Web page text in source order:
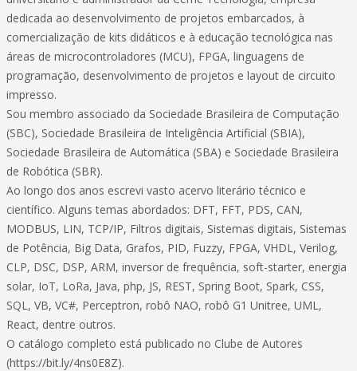
dedicada ao desenvolvimento de projetos embarcados, à
comercialização de kits didáticos e à educação tecnológica nas
áreas de microcontroladores (MCU), FPGA, linguagens de
programação, desenvolvimento de projetos e layout de circuito
impresso.
Sou membro associado da Sociedade Brasileira de Computação
(SBC), Sociedade Brasileira de Inteligência Artificial (SBIA),
Sociedade Brasileira de Automática (SBA) e Sociedade Brasileira
de Robótica (SBR).
Ao longo dos anos escrevi vasto acervo literário técnico e
científico. Alguns temas abordados: DFT, FFT, PDS, CAN,
MODBUS, LIN, TCP/IP, Filtros digitais, Sistemas digitais, Sistemas
de Potência, Big Data, Grafos, PID, Fuzzy, FPGA, VHDL, Verilog,
CLP, DSC, DSP, ARM, inversor de frequência, soft-starter, energia
solar, IoT, LoRa, Java, php, JS, REST, Spring Boot, Spark, CSS,
SQL, VB, VC#, Perceptron, robô NAO, robô G1 Unitree, UML,
React, dentre outros.
O catálogo completo está publicado no Clube de Autores
(https://bit.ly/4ns0E8Z).